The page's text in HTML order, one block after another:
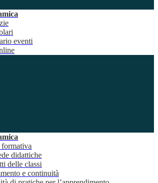
eventi
didattiche
delle classi
e continuità